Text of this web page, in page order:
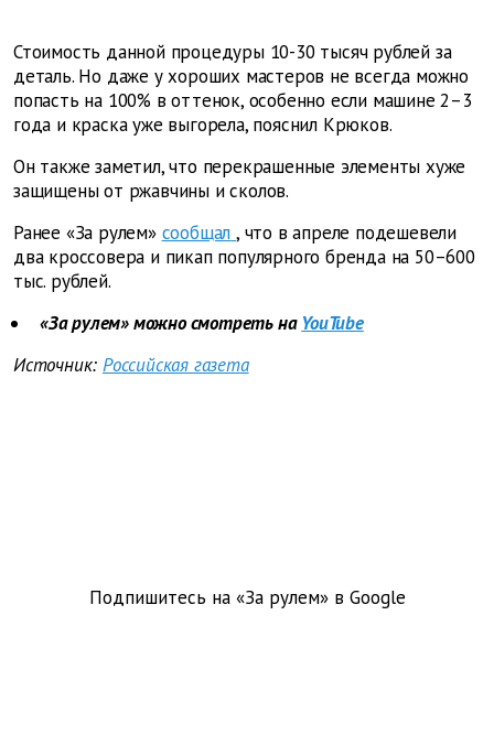
Стоимость данной процедуры 10-30 тысяч рублей за
деталь. Но даже у хороших мастеров не всегда можно
попасть на 100% в оттенок, особенно если машине 2–3
года и краска уже выгорела, пояснил Крюков.
Он также заметил, что перекрашенные элементы хуже
защищены от ржавчины и сколов.
Ранее «За рулем» сообщал , что в апреле подешевели
два кроссовера и пикап популярного бренда на 50–600
тыс. рублей.
«За рулем» можно смотреть на YouTube
Источник: Российская газета
Подпишитесь на «За рулем» в Google